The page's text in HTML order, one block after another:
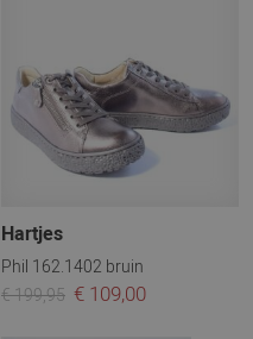
Hartjes
Phil 162.1402 bruin
€ 199,95 € 109,00